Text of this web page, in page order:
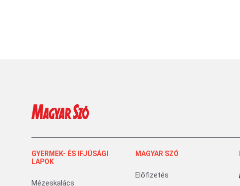
GYERMEK- ÉS IFJÚSÁGI
LAPOK
Mézeskalács
MAGYAR SZÓ
Előfizetés